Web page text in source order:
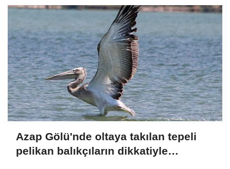
Azap Gölü'nde oltaya takılan tepeli
pelikan balıkçıların dikkatiyle